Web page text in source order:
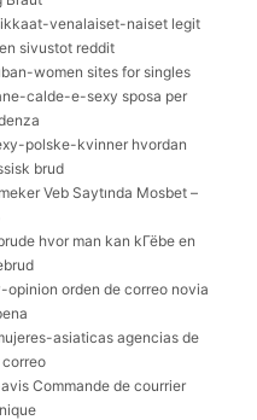
venalaiset-naiset legit
sivustot reddit
women sites for singles
calde-e-sexy sposa per
polske-kvinner hvordan
brud
Veb Saytında Mosbet –
hvor man kan kГёbe en
orden de correo novia
asiaticas agencias de
Commande de courrier